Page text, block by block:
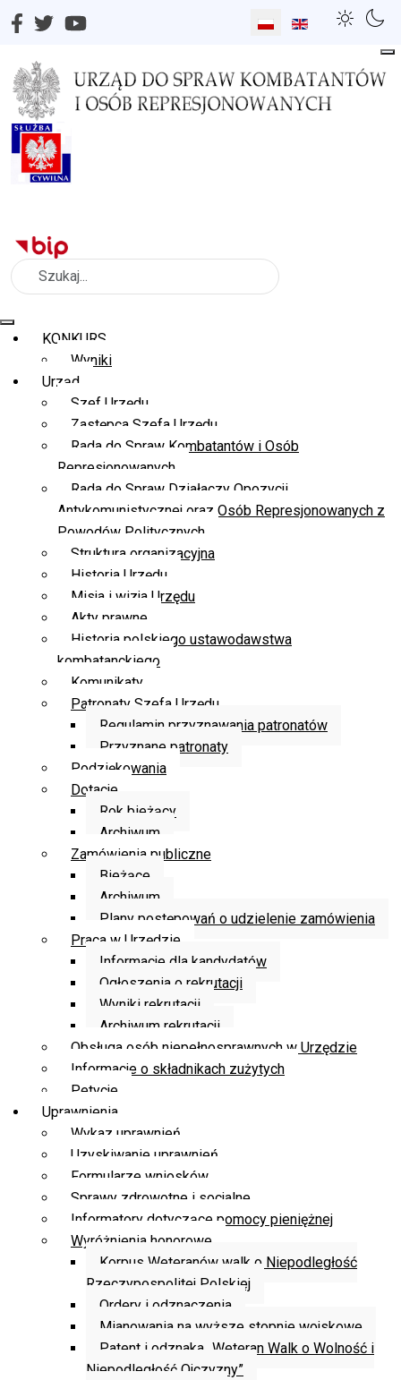
Wybierz swój język
Szukaj
KONKURS
Wyniki
Urząd
Szef Urzędu
Zastępca Szefa Urzędu
Rada do Spraw Kombatantów i Osób
Represjonowanych
Rada do Spraw Działaczy Opozycji
Antykomunistycznej oraz Osób Represjonowanych z
Powodów Politycznych
Struktura organizacyjna
Historia Urzędu
Misja i wizja Urzędu
Akty prawne
Historia polskiego ustawodawstwa
kombatanckiego
Komunikaty
Patronaty Szefa Urzędu
Regulamin przyznawania patronatów
Przyznane patronaty
Podziękowania
Dotacje
Rok bieżący
Archiwum
Zamówienia publiczne
Bieżące
Archiwum
Plany postępowań o udzielenie zamówienia
Praca w Urzędzie
Informacje dla kandydatów
Ogłoszenia o rekrutacji
Wyniki rekrutacji
Archiwum rekrutacji
Obsługa osób niepełnosprawnych w Urzędzie
Informacje o składnikach zużytych
Petycje
Uprawnienia
Wykaz uprawnień
Uzyskiwanie uprawnień
Formularze wniosków
Sprawy zdrowotne i socjalne
Informatory dotyczące pomocy pieniężnej
Wyróżnienia honorowe
Korpus Weteranów walk o Niepodległość
Rzeczypospolitej Polskiej
Ordery i odznaczenia
Mianowania na wyższe stopnie wojskowe
Patent i odznaka „Weteran Walk o Wolność i
Niepodległość Ojczyzny”